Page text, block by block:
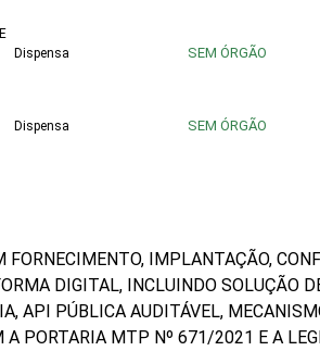
Dispensa SEM ÓRGÃO
Dispensa SEM ÓRGÃO
IMPLANTAÇÃO,
DIGITAL, INCLUINDO SOLUÇÃO
API PÚBLICA AUDITÁVEL,
PORTARIA MTP Nº 671/2021 E A